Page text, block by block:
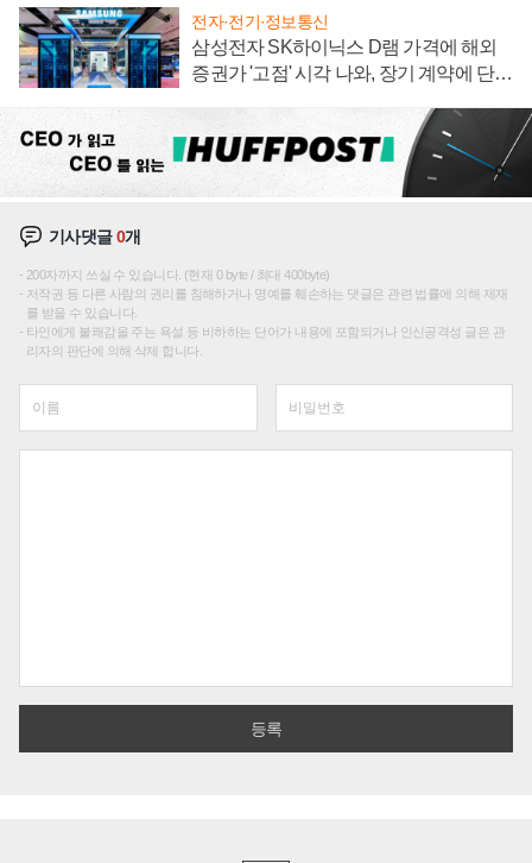
전자·전기·정보통신
삼성전자 SK하이닉스 D램 가격에 해외
증권가 '고점' 시각 나와, 장기 계약에 단점
기사댓글0개
200자까지 쓰실 수 있습니다. (현재 0 byte / 최대 400byte)
저작권 등 다른 사람의 권리를 침해하거나 명예를 훼손하는 댓글은 관련 법률에 의해 제재
를 받을 수 있습니다.
타인에게 불쾌감을 주는 욕설 등 비하하는 단어가 내용에 포함되거나 인신공격성 글은 관
리자의 판단에 의해 삭제 합니다.